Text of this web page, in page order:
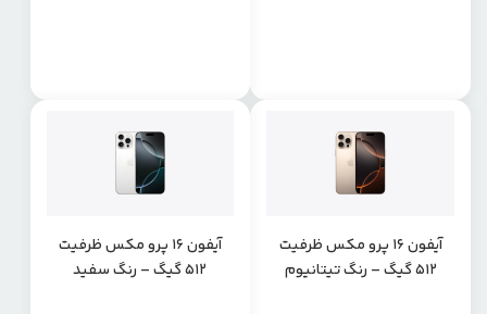
آیفون 16 پرو مکس ظرفیت
512 گیگ – رنگ تیتانیوم
آیفون 16 پرو مکس ظرفیت
512 گیگ – رنگ سفید